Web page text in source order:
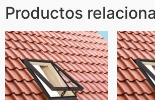
Productos